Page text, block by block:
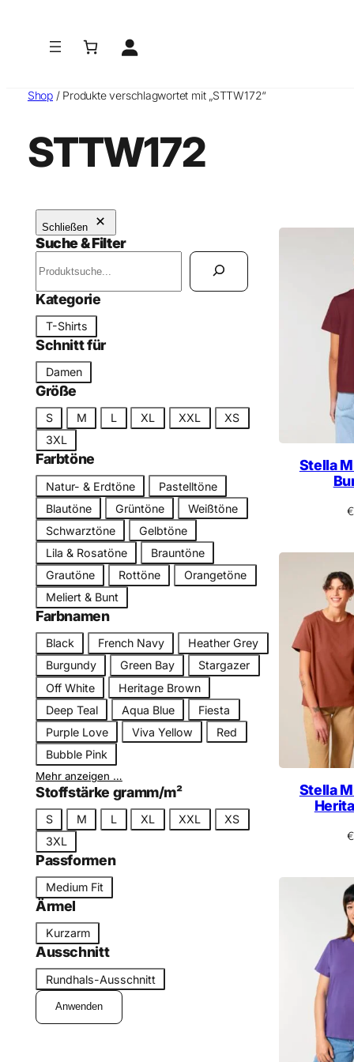
Shop / Produkte verschlagwortet mit „STTW172“
STTW172
Schließen
Suche & Filter
u
c
h
e
n
Kategorie
a
t
e
g
i
e
T-Shirts
Schnitt für
c
h
n
t
Damen
Größe
r
ö
ß
S M L XL XXL
XS
3XL
Farbtöne
a
r
b
t
Natur- & Erdtöne
Pastelltöne
Blautöne
Grüntöne
Weißtöne
Schwarztöne
Gelbtöne
Lila & Rosatöne
Brauntöne
Grautöne
Rottöne
Orangetöne
Meliert & Bunt
Farbnamen
a
r
b
n
e
Black French Navy
Heather Grey
Burgundy
Green Bay
Stargazer
Off White
Heritage Brown
Deep Teal
Aqua Blue
Fiesta
Purple Love
Viva Yellow
Red
Bubble Pink
Mehr anzeigen …
Stoffstärke gramm/m²
r
ö
ß
S M L XL XXL
XS
3XL
Passformen
a
s
s
f
r
m
Medium Fit
Ärmel
r
m
e
Kurzarm
Ausschnitt
u
Rundhals-Ausschnitt
Anwenden
Stella
€
Stella
€